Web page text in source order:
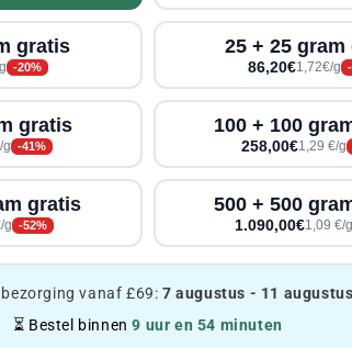
gratis
-20%
25 + 25
86,20€1,72€/g
gratis
g -41%
100 + 100
258,00€1,29 €/g
gratis
g -52%
500 + 500
1.090,00€1,09 €/
bezorging vanaf £69: 7 augustus - 11 augustus
⏳ Bestel binnen9 uur en 54 minuten